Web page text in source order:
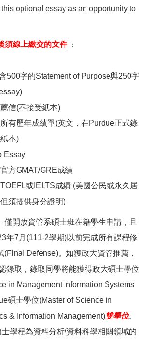
optional essay as an opportunity to
須線上繳交的文件 ：
500字的Statement of Purpose與250字
信(不接受紙本)
有歷年成績單(英文，在Purdue正式錄
本)
Essay
官方GMAT/GRE成績
TOEFL或IELTS成績 (美國公民或永久居
須提供身分證明)
僅開放資管系碩士班在籍學生申請，且
年7月(111-2學期)以前完成所有課程修
(Final Defense)。如獲政大資管推薦，
錄取，錄取同學將能獲得政大碩士學位
in Management Information Systems
碩士學位(Master of Science in
& Information Management)雙學位。
士學程為資料分析/資料科學相關領域的